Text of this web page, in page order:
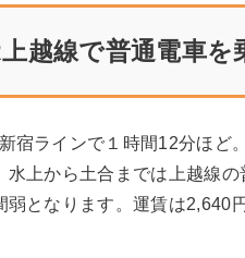
越線で普通電車を
宿ラインで１時間12分ほど
上から土合までは上越線
となります。運賃は2,640